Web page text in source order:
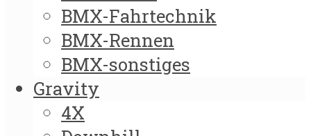
BMX-Fahrtechnik
BMX-Rennen
BMX-sonstiges
Gravity
4X